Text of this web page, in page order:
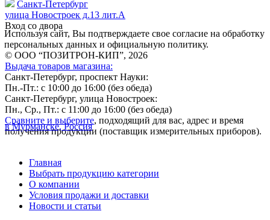
Санкт-Петербург
улица Новостроек д.13 лит.А
Вход со двора
Используя сайт, Вы подтверждаете свое согласие на обработку
персональных данных и официальную политику.
© ООО “ПОЗИТРОН-КИП”, 2026
Выдача товаров магазина:
Санкт-Петербург, проспект Науки:
Пн.-Пт.: с 10:00 до 16:00 (без обеда)
Санкт-Петербург, улица Новостроек:
Пн., Ср., Пт.: с 11:00 до 16:00 (без обеда)
Сравните и выберите, подходящий для вас, адрес и время
получения продукции (поставщик измерительных приборов).
в Мурманске, Россия
Главная
Выбрать продукцию категории
О компании
Условия продажи и доставки
Новости и статьи